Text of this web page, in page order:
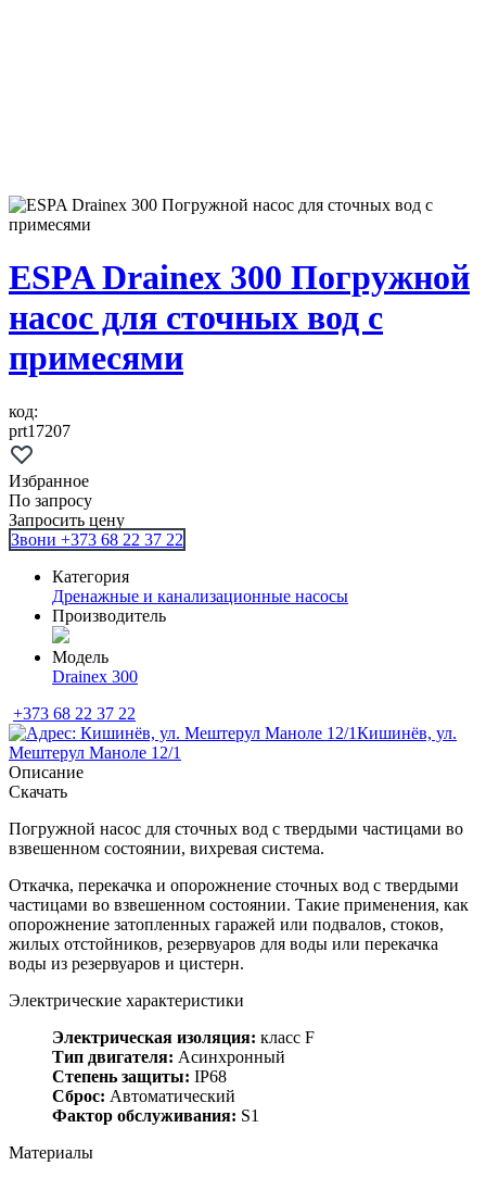
ESPA Drainex 300 Погружной
насос для сточных вод с
примесями
код:
prt17207
Избранное
По запросу
Запросить цену
Звони +373 68 22 37 22
Категория
Дренажные и канализационные насосы
Производитель
Модель
Drainex 300
+373 68 22 37 22
Кишинёв, ул.
Мештерул Маноле 12/1
Описание
Скачать
Погружной насос для сточных вод с твердыми частицами во
взвешенном состоянии, вихревая система.
Откачка, перекачка и опорожнение сточных вод с твердыми
частицами во взвешенном состоянии. Такие применения, как
опорожнение затопленных гаражей или подвалов, стоков,
жилых отстойников, резервуаров для воды или перекачка
воды из резервуаров и цистерн.
Электрические характеристики
Электрическая изоляция: класс F
Тип двигателя: Асинхронный
Степень защиты: IP68
Сброс: Автоматический
Фактор обслуживания: S1
Материалы